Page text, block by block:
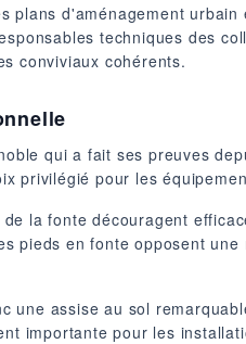
d'aménagement
techniques des
conviviaux cohérents.
qui a fait ses preuves
privilégié pour les
la fonte découragent
pieds en fonte opposent
une assise au sol
importante pour les